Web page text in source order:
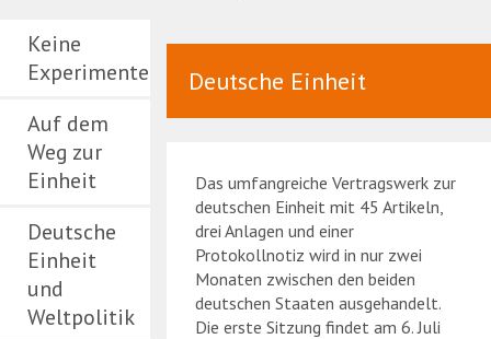
Keine
Experimente
Auf dem
Weg zur
Einheit
Deutsche
Einheit
und
Weltpolitik
Deutsche Einheit
Das umfangreiche Vertragswerk zur
deutschen Einheit mit 45 Artikeln,
drei Anlagen und einer
Protokollnotiz wird in nur zwei
Monaten zwischen den beiden
deutschen Staaten ausgehandelt.
Die erste Sitzung findet am 6. Juli